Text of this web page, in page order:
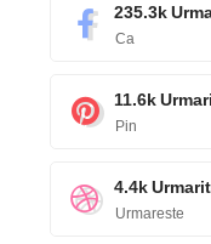
235.3k
Ca
11.6k
Pin
4.4k
Urmareste